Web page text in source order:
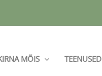
MÕIS TEENUSED